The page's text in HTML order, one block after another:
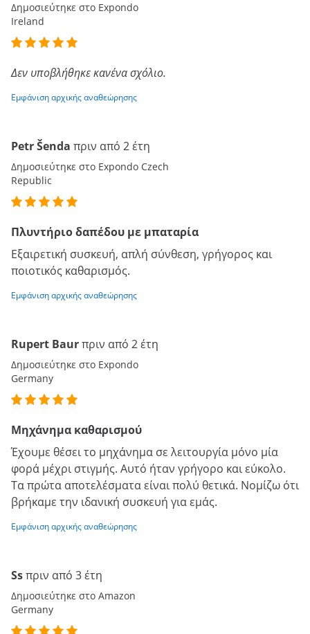
Δημοσιεύτηκε στο Expondo
Ireland
Δεν υποβλήθηκε κανένα σχόλιο.
Εμφάνιση αρχικής αναθεώρησης
Petr Šenda πριν από 2 έτη
Δημοσιεύτηκε στο Expondo Czech
Republic
Πλυντήριο δαπέδου με μπαταρία
Εξαιρετική συσκευή, απλή σύνθεση, γρήγορος και
ποιοτικός καθαρισμός.
Εμφάνιση αρχικής αναθεώρησης
Rupert Baurπριν από 2 έτη
Δημοσιεύτηκε στο Expondo
Germany
Μηχάνημα καθαρισμού
Έχουμε θέσει το μηχάνημα σε λειτουργία μόνο μία
φορά μέχρι στιγμής. Αυτό ήταν γρήγορο και εύκολο.
Τα πρώτα αποτελέσματα είναι πολύ θετικά. Νομίζω ότι
βρήκαμε την ιδανική συσκευή για εμάς.
Εμφάνιση αρχικής αναθεώρησης
Ssπριν από 3 έτη
Δημοσιεύτηκε στο Amazon
Germany